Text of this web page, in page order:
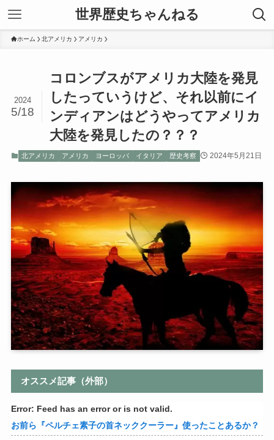
世界歴史ちゃんねる
ホーム 北アメリカ アメリカ
コロンブスがアメリカ大陸を発見
したっていうけど、それ以前にイ
ンディアンはどうやってアメリカ
大陸を発見したの？？？
2024
5/18
北アメリカ アメリカ ヨーロッパ イタリア 歴史考察 2024年5月21日
オススメ記事（外部）
Error: Feed has an error or is not valid.
お前ら『ペルチェ素子の首ネッククーラー』使ったことあるか？